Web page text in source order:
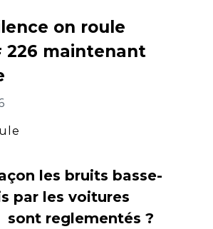
on roule
226 maintenant
les bruits basse-
par les voitures
sont reglementés ?